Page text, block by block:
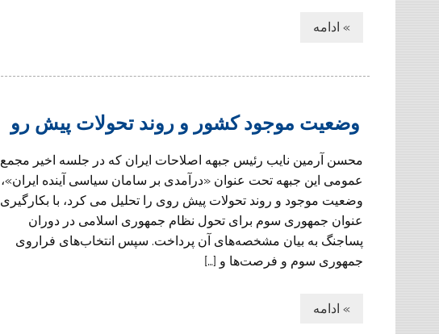
» ادامه
وضعیت موجود کشور و روند تحولات پیش رو
محسن آرمين نايب رئيس جبهه اصلاحات ايران كه در جلسه اخير مجمع
عمومى اين جبهه تحت عنوان «درآمدی بر سامان سیاسی آینده ایران»،
وضعیت موجود و روند تحولات پیش روی را تحلیل می کرد، با بکارگیری
عنوان جمهوری سوم برای تحول نظام جمهوری اسلامی در دوران
پساجنگ به بیان مشخصه‌های آن پرداخت. سپس انتخاب‌های فراروی
جمهوری سوم و فرصت‌ها و […]
» ادامه